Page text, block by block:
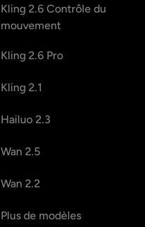
Kling 2.6 Contrôle du
mouvement
Kling 2.6 Pro
Kling 2.1
Hailuo 2.3
Wan 2.5
Wan 2.2
Plus de modèles